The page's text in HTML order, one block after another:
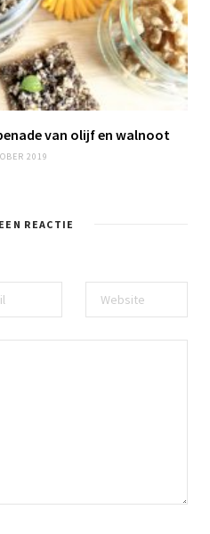
van olijf en walnoot
2019
REACTIE